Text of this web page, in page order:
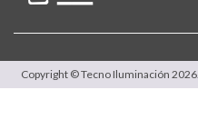
Copyright © Tecno Iluminación 2026.